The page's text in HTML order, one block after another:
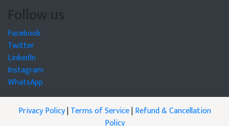
Follow us
Facebook
Twitter
LinkedIn
Instagram
WhatsApp
Privacy Policy|Terms of Service|Refund & Cancellation